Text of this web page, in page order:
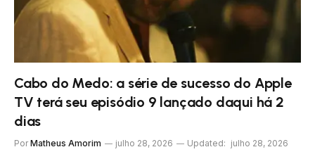
Cabo do Medo: a série de sucesso do Apple
TV terá seu episódio 9 lançado daqui há 2
dias
Por Matheus Amorim julho 28, 2026 Updated: julho 28, 2026